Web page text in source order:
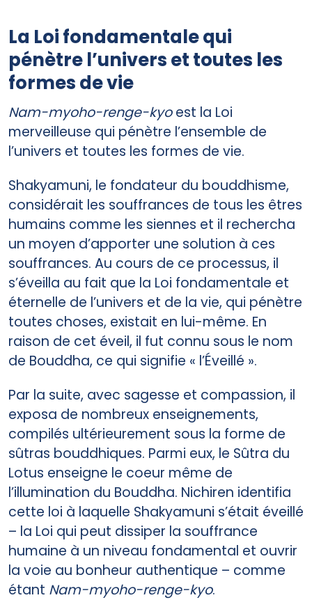
La Loi fondamentale qui
pénètre l’univers et toutes les
formes de vie
Nam-myoho-renge-kyoest la Loi
merveilleuse qui pénètre l’ensemble de
l’univers et toutes les formes de vie.
Shakyamuni, le fondateur du bouddhisme,
considérait les souffrances de tous les êtres
humains comme les siennes et il rechercha
un moyen d’apporter une solution à ces
souffrances. Au cours de ce processus, il
s’éveilla au fait que la Loi fondamentale et
éternelle de l’univers et de la vie, qui pénètre
toutes choses, existait en lui-même. En
raison de cet éveil, il fut connu sous le nom
de Bouddha, ce qui signifie « l’Éveillé ».
Par la suite, avec sagesse et compassion, il
exposa de nombreux enseignements,
compilés ultérieurement sous la forme de
sûtras bouddhiques. Parmi eux, le Sûtra du
Lotus enseigne le coeur même de
l’illumination du Bouddha. Nichiren identifia
cette loi à laquelle Shakyamuni s’était éveillé
– la Loi qui peut dissiper la souffrance
humaine à un niveau fondamental et ouvrir
la voie au bonheur authentique – comme
étant Nam-myoho-renge-kyo.